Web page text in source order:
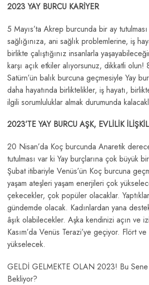
2023 YAY BURCU KARİYER
5 Mayıs’ta Akrep burcunda bir ay
sağlığınıza, ani sağlık problemlerine, iş
birlikte çalıştığınız insanlarla
karşı açık etkiler alıyorsunuz, dikkatli olun!
Satürn’ün balık burcuna geçmesiyle Yay
daha hayatında birliktelikler, iş hayatı,
ilgili sorumluluklar almak durumunda
2023’TE YAY BURCU AŞK, EVLİLİK
20 Nisan’da Koç burcunda Anaretik
tutulması var ki Yay burçlarına çok büyük
Şubat itibariyle Venüs’ün Koç burcuna
yaşam ateşleri yaşam enerjileri çok
çekecekler, çok popüler olacaklar.
gündemde olacak. Kadınlardan yana
âşık olabilecekler. Aşka kendinizi açın ve
Kasım’da Venüs Terazi’ye geçiyor. Flört
yükselecek.
GELDİ GELMEKTE OLAN 2023! Bu
Bekliyor?